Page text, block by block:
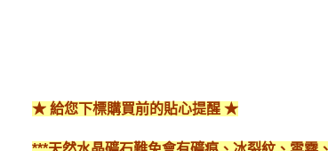
★ 給您下標購買前的貼心提醒 ★